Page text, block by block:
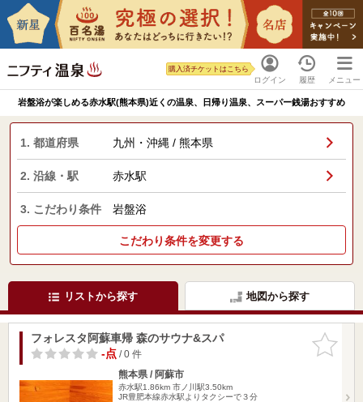
ログイン
購入済チケットはこちら
履歴 メニュー
岩盤浴が楽しめる赤水駅(熊本県)近くの温泉、日帰り温泉、スーパー銭湯おすすめ
1. 都道府県 九州・沖縄 / 熊本県
2. 沿線・駅 赤水駅
3. こだわり条件 岩盤浴
こだわり条件を変更する
リストから探す 地図から探す
お気に入
りに追加
フォレスタ阿蘇車帰 森のサウナ&スパ
-点/ 0 件
熊本県 / 阿蘇市
赤水駅1.86km 市ノ川駅3.50km
JR豊肥本線赤水駅よりタクシーで３分